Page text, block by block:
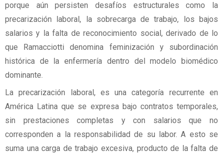
porque aún persisten desafíos estructurales como la
precarización laboral, la sobrecarga de trabajo, los bajos
salarios y la falta de reconocimiento social, derivado de lo
que Ramacciotti denomina feminización y subordinación
histórica de la enfermería dentro del modelo biomédico
dominante.
La precarización laboral, es una categoría recurrente en
América Latina que se expresa bajo contratos temporales,
sin prestaciones completas y con salarios que no
corresponden a la responsabilidad de su labor. A esto se
suma una carga de trabajo excesiva, producto de la falta de